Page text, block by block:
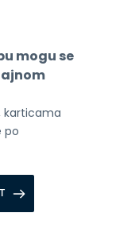
mogu se
karticama
po